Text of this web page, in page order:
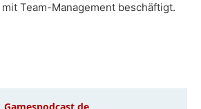
Team-Management beschäftigt.